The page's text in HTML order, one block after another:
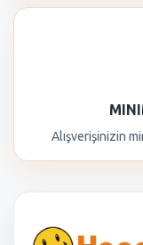
Alışverişinizin